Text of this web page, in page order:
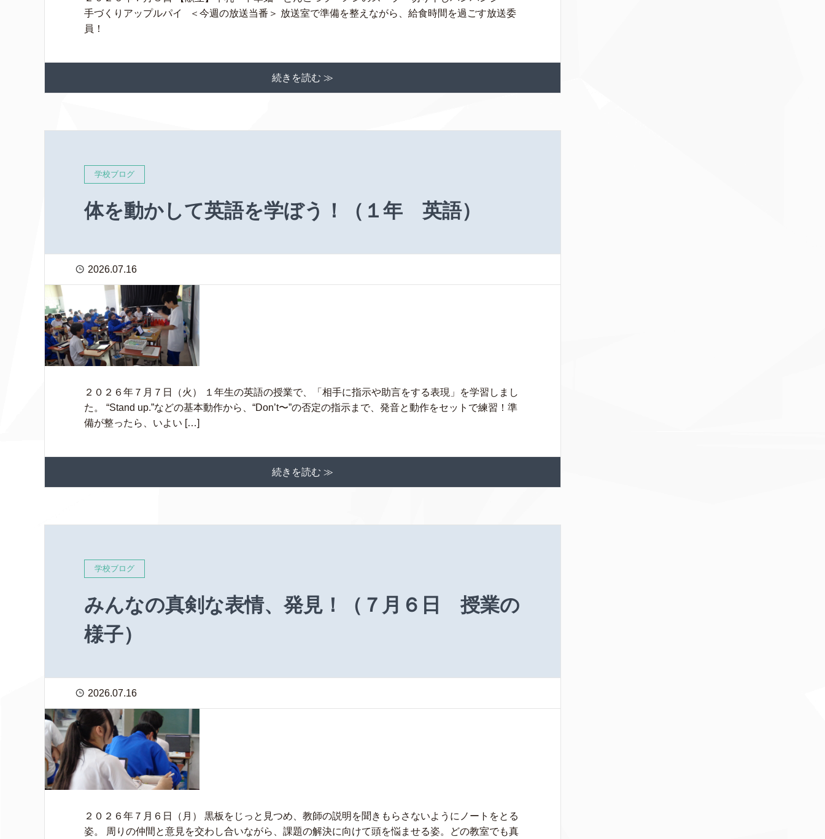
手づくりアップルパイ ＜今週の放送当番＞ 放送室で準備を整えながら、給食時間を過ごす放送委
員！
続きを読む ≫
学校ブログ
体を動かして英語を学ぼう！（１年 英語）
2026.07.16
２０２６年７月７日（火） １年生の英語の授業で、「相手に指示や助言をする表現」を学習しまし
た。 “Stand up.”などの基本動作から、“Don’t〜”の否定の指示まで、発音と動作をセットで練習！準
備が整ったら、いよい […]
続きを読む ≫
学校ブログ
みんなの真剣な表情、発見！（７月６日 授業の
様子）
2026.07.16
２０２６年７月６日（月） 黒板をじっと見つめ、教師の説明を聞きもらさないようにノートをとる
姿。 周りの仲間と意見を交わし合いながら、課題の解決に向けて頭を悩ませる姿。どの教室でも真